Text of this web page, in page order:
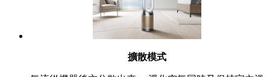
擴散模式